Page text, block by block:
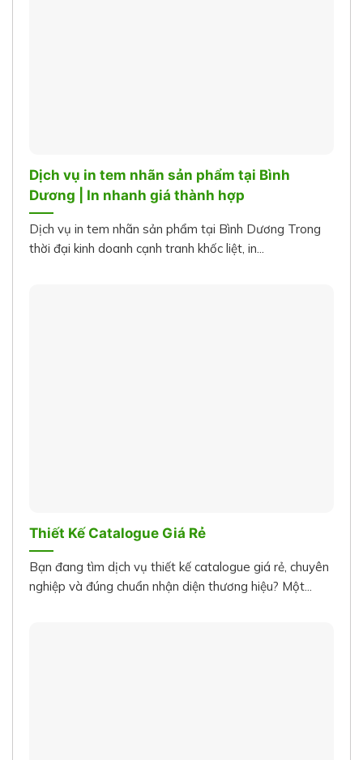
Dịch vụ in tem nhãn sản phẩm tại Bình
Dương | In nhanh giá thành hợp
Dịch vụ in tem nhãn sản phẩm tại Bình Dương Trong
thời đại kinh doanh cạnh tranh khốc liệt, in...
Thiết Kế Catalogue Giá Rẻ
Bạn đang tìm dịch vụ thiết kế catalogue giá rẻ, chuyên
nghiệp và đúng chuẩn nhận diện thương hiệu? Một...